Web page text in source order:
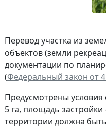
Перевод участка из
объектов (земли
документации по
(Федеральный закон от
Предусмотрены условия
5 га, площадь
территории должна